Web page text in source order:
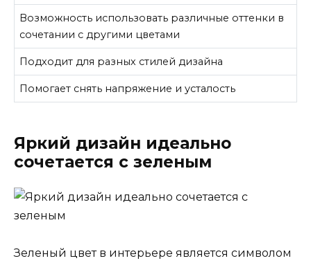
Возможность использовать различные оттенки в
сочетании с другими цветами
Подходит для разных стилей дизайна
Помогает снять напряжение и усталость
Яркий дизайн идеально
сочетается с зеленым
Зеленый цвет в интерьере является символом